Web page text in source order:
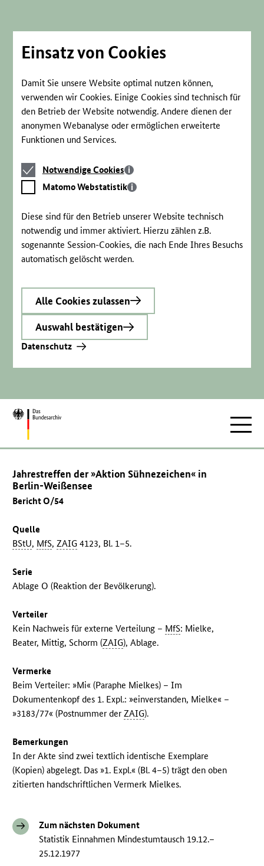
Einsatz von Cookies
Damit Sie unsere Website optimal nutzen können,
verwenden wir Cookies. Einige Cookies sind technisch für
den Betrieb der Website notwendig. Andere dienen der
anonymen Webanalyse oder ermöglichen erweiterte
Funktionen und Services.
Notwendige
Cookies
Notwendige Cookies
Matomo
Webstatistik
Matomo Webstatistik
Diese sind für den Betrieb unserer Website technisch
notwendig und immer aktiviert. Hierzu zählen z.B.
sogenannte Session-Cookies, die nach Ende Ihres Besuchs
automatisch gelöscht werden.
Alle Cookies zulassen
Auswahl bestätigen
Datenschutz
Zur
Jahrestreffen der »Aktion Sühnezeichen« in
Berlin-Weißensee
Bericht O/54
Quelle
BStU, MfS,ZAIG 4123, Bl. 1–5.
Serie
Ablage O (Reaktion der Bevölkerung).
Verteiler
Kein Nachweis für externe Verteilung – MfS: Mielke,
Beater, Mittig, Schorm (ZAIG), Ablage.
Vermerke
Beim Verteiler: »Mi« (Paraphe Mielkes) – Im
Dokumentenkopf des 1. Expl.: »einverstanden, Mielke« –
»3183/77« (Postnummer derZAIG).
Bemerkungen
In der Akte sind zwei textlich identische Exemplare
(Kopien) abgelegt. Das »1. Expl.« (Bl. 4–5) trägt den oben
zitierten handschriftlichen Vermerk Mielkes.
Zum nächsten Dokument
Statistik Einnahmen Mindestumtausch 19.12.–
25.12.1977